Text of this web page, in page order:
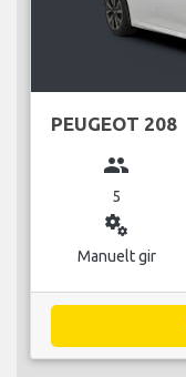
PEUGEOT 208
group
5
miscellaneous_services
Manuelt gir